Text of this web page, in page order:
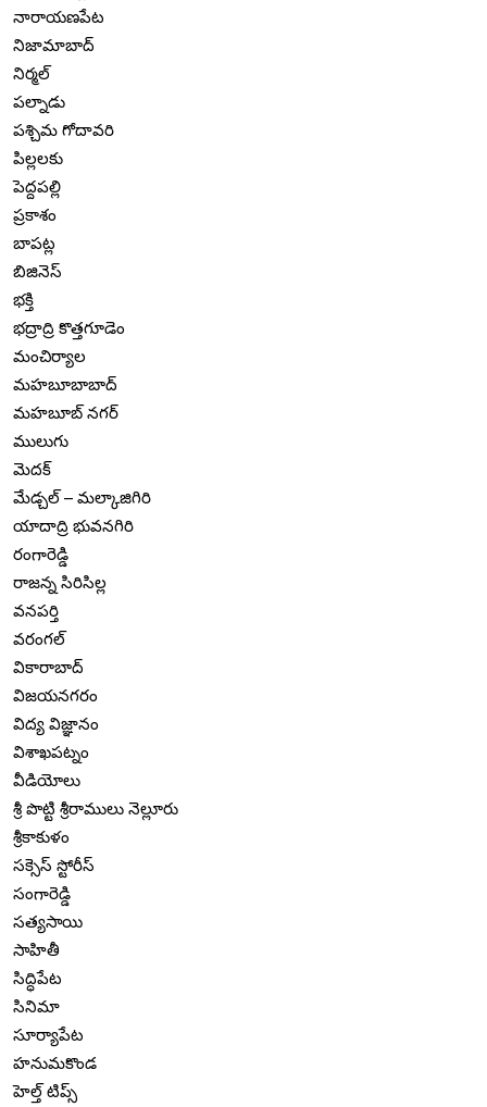
నారాయణపేట
నిజామాబాద్
నిర్మల్
పల్నాడు
పశ్చిమ గోదావరి
పిల్లలకు
పెద్దపల్లి
ప్రకాశం
బాపట్ల
బిజినెస్
భక్తి
భద్రాద్రి కొత్తగూడెం
మంచిర్యాల
మహబూబాబాద్
మహబూబ్ నగర్
ములుగు
మెదక్
మేడ్చల్ – మల్కాజిగిరి
యాదాద్రి భువనగిరి
రంగారెడ్డి
రాజన్న సిరిసిల్ల
వనపర్తి
వరంగల్
వికారాబాద్
విజయనగరం
విద్య విజ్ఞానం
విశాఖపట్నం
వీడియోలు
శ్రీ పొట్టి శ్రీరాములు నెల్లూరు
శ్రీకాకుళం
సక్సెస్ స్టోరీస్
సంగారెడ్డి
సత్యసాయి
సాహితీ
సిద్ధిపేట
సినిమా
సూర్యాపేట
హనుమకొండ
హెల్త్ టిప్స్